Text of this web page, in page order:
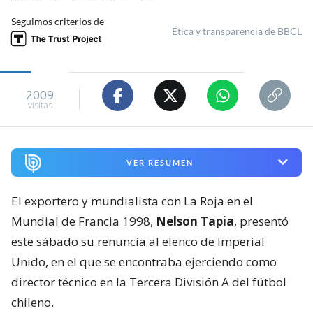
Seguimos criterios de
Ética y transparencia de BBCL
2009
visitas
VER RESUMEN
El exportero y mundialista con La Roja en el
Mundial de Francia 1998, Nelson Tapia, presentó
este sábado su renuncia al elenco de Imperial
Unido, en el que se encontraba ejerciendo como
director técnico en la Tercera División A del fútbol
chileno.